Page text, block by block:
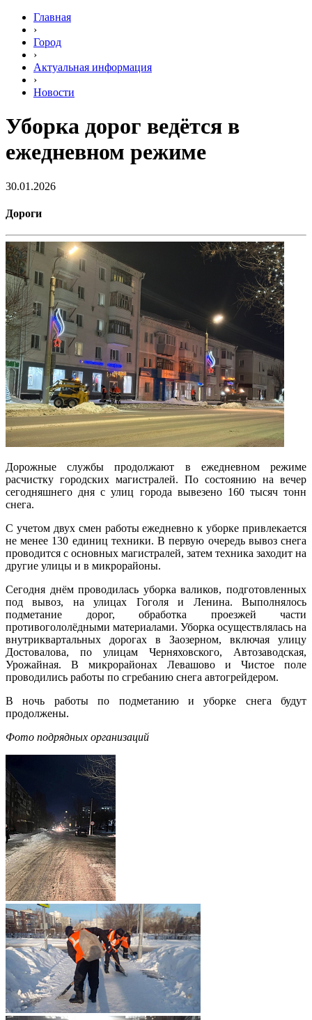
Главная
›
Город
›
Актуальная информация
›
Новости
Уборка дорог ведётся в
ежедневном режиме
30.01.2026
Дороги
Дорожные службы продолжают в ежедневном режиме
расчистку городских магистралей. По состоянию на вечер
сегодняшнего дня с улиц города вывезено 160 тысяч тонн
снега.
С учетом двух смен работы ежедневно к уборке привлекается
не менее 130 единиц техники. В первую очередь вывоз снега
проводится с основных магистралей, затем техника заходит на
другие улицы и в микрорайоны.
Сегодня днём проводилась уборка валиков, подготовленных
под вывоз, на улицах Гоголя и Ленина. Выполнялось
подметание дорог, обработка проезжей части
противогололёдными материалами. Уборка осуществлялась на
внутриквартальных дорогах в Заозерном, включая улицу
Достовалова, по улицам Черняховского, Автозаводская,
Урожайная. В микрорайонах Левашово и Чистое поле
проводились работы по сгребанию снега автогрейдером.
В ночь работы по подметанию и уборке снега будут
продолжены.
Фото подрядных организаций